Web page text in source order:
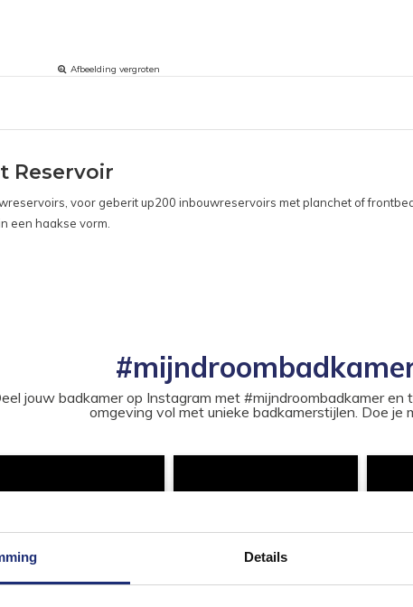
Details
Afbeelding vergroten
Reservoir
voor geberit up200 inbouwreservoirs met planchet of
een haakse vorm.
jouw badkamer op Instagram met #mijndroombadkamer
omgeving vol met unieke badkamerstijlen. Doe je